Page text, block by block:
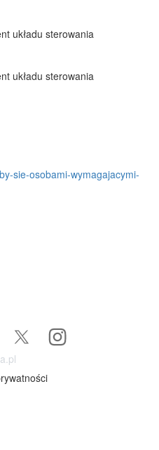
układu sterowania
układu sterowania
sie-osobami-wymagajacymi-